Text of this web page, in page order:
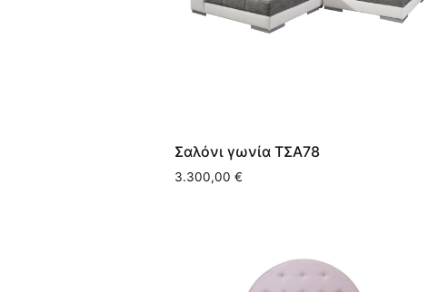
Σαλόνι γωνία ΤΣΑ78
3.300,00 €